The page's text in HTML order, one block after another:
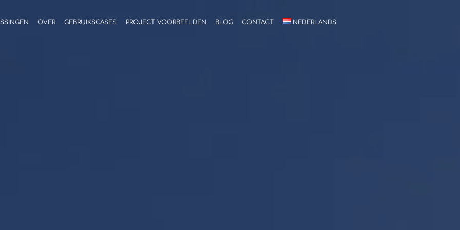
OVER GEBRUIKSCASES PROJECT VOORBEELDEN BLOG CONTACT NEDERLANDS